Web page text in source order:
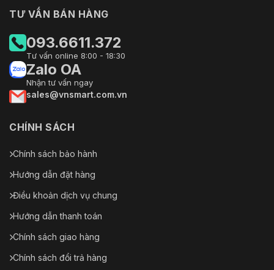
TƯ VẤN BÁN HÀNG
093.6611.372
Tư vấn online 8:00 - 18:30
Zalo OA
Nhận tư vấn ngay
sales@vnsmart.com.vn
CHÍNH SÁCH
Chính sách bảo hành
Hướng dẫn đặt hàng
Điều khoản dịch vụ chung
Hướng dẫn thanh toán
Chính sách giao hàng
Chính sách đổi trả hàng